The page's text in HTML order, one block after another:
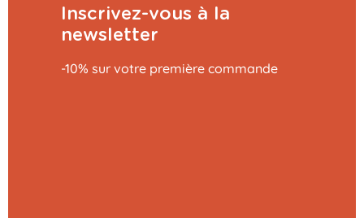
Inscrivez-vous à la
newsletter
-10% sur votre première commande